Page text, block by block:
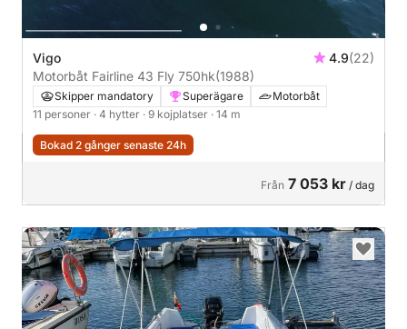
Vigo 4.9(22)
Motorbåt Fairline 43 Fly 750hk(1988)
Skipper mandatory Superägare
Motorbåt
11 personer · 4 hytter · 9 kojplatser · 14 m
Bokad 2 gånger senaste 24h
Från 7 053 kr / dag